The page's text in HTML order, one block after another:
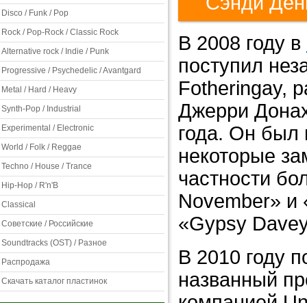
Disco / Funk / Pop
Rock / Pop-Rock / Classic Rock
Alternative rock / Indie / Punk
Progressive / Psychedelic / Avantgard
Metal / Hard / Heavy
Synth-Pop / Industrial
Experimental / Electronic
World / Folk / Reggae
Techno / House / Trance
Hip-Hop / R'n'B
Classical
Советские / Российские
Soundtracks (OST) / Разное
Распродажа
Скачать каталог пластинок
В 2008 году в
поступил
Fotheringay,
Джерри
года. Он был
некоторые
частности
November» и
«Gypsy
В 2010 году
названный